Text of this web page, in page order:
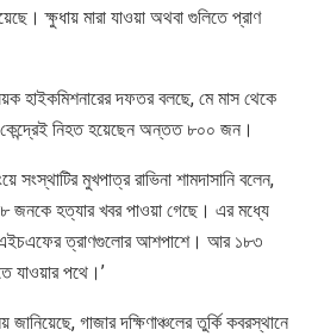
ক্ষুধায় মারা যাওয়া অথবা গুলিতে প্রাণ
হাইকমিশনারের দফতর বলছে, মে মাস থেকে
কেন্দ্রেই নিহত হয়েছেন অন্তত ৮০০ জন।
সংস্থাটির মুখপাত্র রাভিনা শামদাসানি বলেন,
জনকে হত্যার খবর পাওয়া গেছে। এর মধ্যে
ত্রাণগুলোর আশপাশে। আর ১৮৩
যাওয়ার পথে।’
জানিয়েছে, গাজার দক্ষিণাঞ্চলের তুর্কি কবরস্থানে